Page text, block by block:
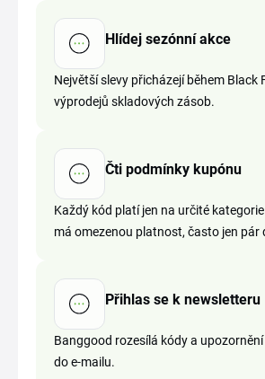
Hlídej sezónní akce
Největší slevy přicházejí během Black
výprodejů skladových zásob.
Čti podmínky kupónu
Každý kód platí jen na určité
má omezenou platnost, často jen pár
Přihlas se k newsletteru
Banggood rozesílá kódy a
do e-mailu.